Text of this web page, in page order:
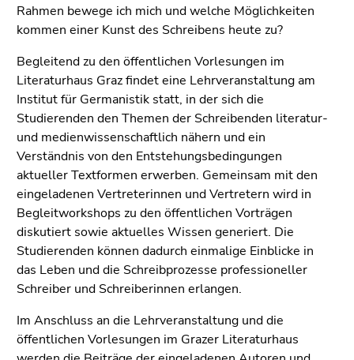
Rahmen bewege ich mich und welche Möglichkeiten
kommen einer Kunst des Schreibens heute zu?
Begleitend zu den öffentlichen Vorlesungen im
Literaturhaus Graz findet eine Lehrveranstaltung am
Institut für Germanistik statt, in der sich die
Studierenden den Themen der Schreibenden literatur-
und medienwissenschaftlich nähern und ein
Verständnis von den Entstehungsbedingungen
aktueller Textformen erwerben. Gemeinsam mit den
eingeladenen Vertreterinnen und Vertretern wird in
Begleitworkshops zu den öffentlichen Vorträgen
diskutiert sowie aktuelles Wissen generiert. Die
Studierenden können dadurch einmalige Einblicke in
das Leben und die Schreibprozesse professioneller
Schreiber und Schreiberinnen erlangen.
Im Anschluss an die Lehrveranstaltung und die
öffentlichen Vorlesungen im Grazer Literaturhaus